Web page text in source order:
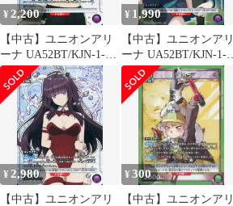
¥2,200
【中古】ユニオンアリ
ーナ UA52BT/KJN-1-
066[R★]：(キラ)ゼータ
¥ 1,990
【中古】ユニオンアリ
ーナ UA52BT/KJN-1-
065[U★]：(キラ)ゼー
タ
¥ 2,980
【中古】ユニオンアリ
¥300
【中古】ユニオンアリ